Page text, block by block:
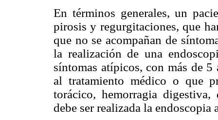
En términos generales, un
pirosis y regurgitaciones, que
que no se acompañan de
la realización de una
síntomas atípicos, con más de
al tratamiento médico o que
torácico, hemorragia
debe ser realizada la endoscopia